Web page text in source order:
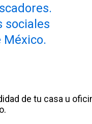
sociales
de tu casa u